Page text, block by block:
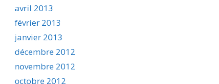
avril 2013
février 2013
janvier 2013
décembre 2012
novembre 2012
octobre 2012